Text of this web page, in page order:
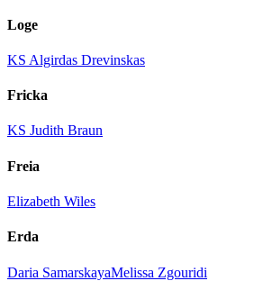
Loge
KS Algirdas Drevinskas
Fricka
KS Judith Braun
Freia
Elizabeth Wiles
Erda
Daria SamarskayaMelissa Zgouridi